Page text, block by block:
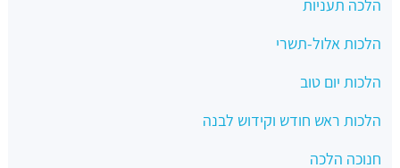
הלכה תעניות
הלכות אלול-תשרי
הלכות יום טוב
הלכות ראש חודש וקידוש לבנה
חנוכה הלכה